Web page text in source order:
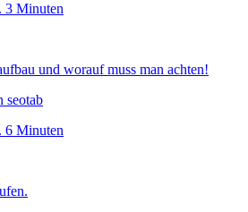
3 Minuten
und worauf muss man achten!
seotab
6 Minuten